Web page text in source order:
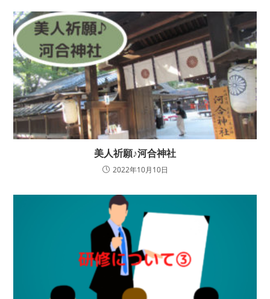
美人祈願♪河合神社
2022年10月10日